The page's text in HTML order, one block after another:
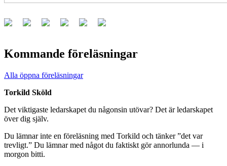
Kommande föreläsningar
Alla öppna föreläsningar
Torkild Sköld
Det viktigaste ledarskapet du någonsin utövar? Det är ledarskapet
över dig själv.
Du lämnar inte en föreläsning med Torkild och tänker ”det var
trevligt.” Du lämnar med något du faktiskt gör annorlunda — i
morgon bitti.